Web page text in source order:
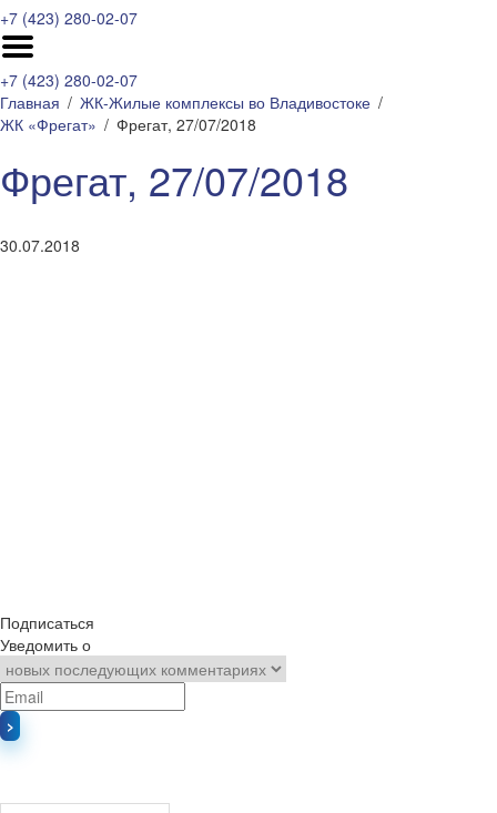
+7 (423) 280-02-07
+7 (423) 280-02-07
Главная
ЖК-Жилые комплексы во Владивостоке
ЖК «Фрегат»
Фрегат, 27/07/2018
Фрегат, 27/07/2018
30.07.2018
Подписаться
Уведомить о